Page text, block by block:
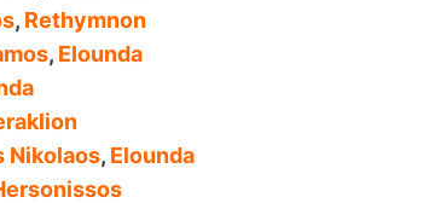
, Rethymnon
, Elounda
Nikolaos, Elounda